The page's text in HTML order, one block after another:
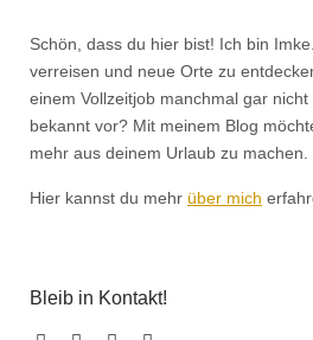
Schön, dass du hier bist! Ich bin
verreisen und neue Orte zu
einem Vollzeitjob manchmal gar
bekannt vor? Mit meinem Blog
mehr aus deinem Urlaub zu machen.
Hier kannst du mehr über mich
Bleib in Kontakt!